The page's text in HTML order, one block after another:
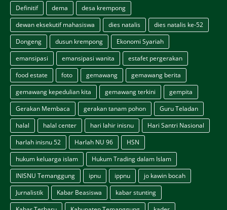
Definitif
dema
desa krempong
dewan eksekutif mahasiswa
dies natalis
dies natalis ke-52
Dongeng
dusun krempong
Ekonomi Syariah
emansipasi
emansipasi wanita
estafet pergerakan
food estate
foto gemawang
gemawang berita
gemawang kepedulian kita
gemawang terkini
gempita
Gerakan Membaca
gerakan tanam pohon
Guru Teladan
halal
halal center hari lahir inisnu
Hari Santri Nasional
harlah inisnu 52
Harlah NU 96
HSN
hukum keluarga islam
Hukum Trading dalam Islam
INISNU Temanggung
ipnu ippnu
jo kawin bocah
Jurnalistik
Kabar Beasiswa
kabar stunting